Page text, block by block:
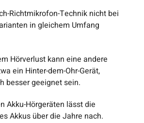
Richtmikrofon-Technik nicht bei
in gleichem Umfang
Hörverlust kann eine andere
ein Hinter-dem-Ohr-Gerät,
besser geeignet sein.
Akku-Hörgeräten lässt die
Akkus über die Jahre nach.